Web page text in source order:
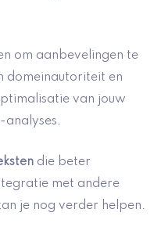
om aanbevelingen te
domeinautoriteit en
van jouw
analyses.
die beter
met andere
je nog verder helpen.